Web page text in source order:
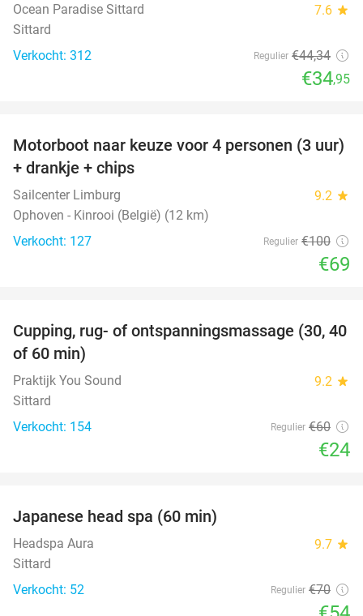
Ocean Paradise Sittard 7.6 star
Sittard
Verkocht: 312
Regulier €44,34
€34,95
31%
Motorboot naar keuze voor 4 personen (3 uur)
+ drankje + chips
Sailcenter Limburg 9.2 star
Ophoven - Kinrooi (België) (12 km)
Verkocht: 127
Regulier €100
€69
60%
Cupping, rug- of ontspanningsmassage (30, 40
of 60 min)
Praktijk You Sound 9.2 star
Sittard
Verkocht: 154
Regulier €60
€24
Japanese head spa (60 min)
Headspa Aura 9.7 star
Sittard
Verkocht: 52
Regulier €70